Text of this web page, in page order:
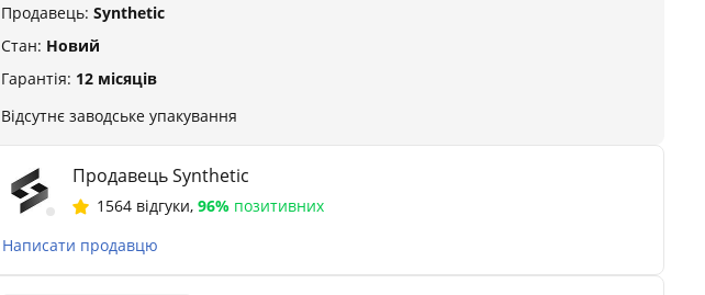
Продавець: Synthetic
Стан: Новий
Гарантія: 12 місяців
Відсутнє заводське упакування
Продавець Synthetic
1564 відгуки, 96% позитивних
Написати продавцю